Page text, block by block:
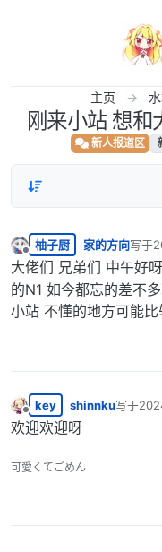
主页
刚来小站 想
新人报道区
离线
柚子厨 家的方向写于
最后
大佬们 兄弟们 中午好呀
的N1 如今都忘的差不
小站 不懂的地方可能
离线
key shinnku写于
最后由
欢迎欢迎呀
可愛くてごめん